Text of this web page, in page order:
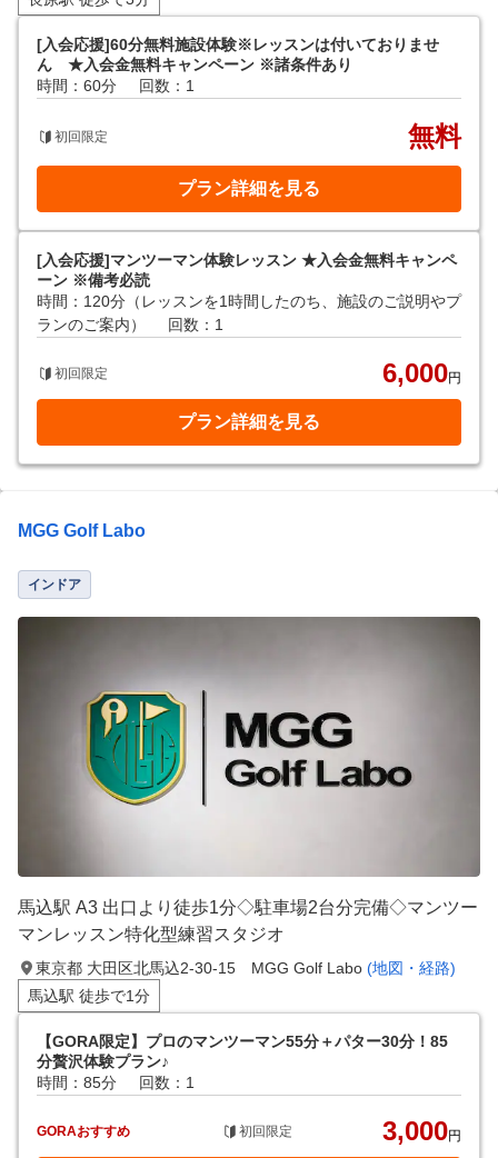
[入会応援]60分無料施設体験※レッスンは付いておりませ
ん ★入会金無料キャンペーン ※諸条件あり
時間：60分
回数：1
初回限定 無料
プラン詳細を見る
[入会応援]マンツーマン体験レッスン ★入会金無料キャンペ
ーン ※備考必読
時間：120分（レッスンを1時間したのち、施設のご説明やプ
ランのご案内）
回数：1
初回限定 6,000円
プラン詳細を見る
MGG Golf Labo
インドア
馬込駅 A3 出口より徒歩1分◇駐車場2台分完備◇マンツー
マンレッスン特化型練習スタジオ
東京都 大田区北馬込2-30-15 MGG Golf Labo (地図・経路)
馬込駅 徒歩で1分
【GORA限定】プロのマンツーマン55分＋パター30分！85
分贅沢体験プラン♪
時間：85分
回数：1
GORAおすすめ 初回限定 3,000円